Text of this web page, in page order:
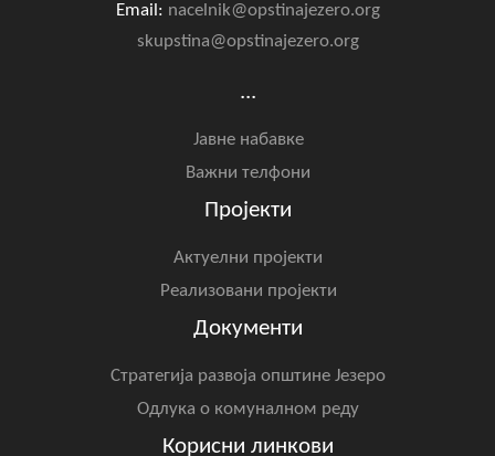
Email: nacelnik@opstinajezero.org
skupstina@opstinajezero.org
...
Јавне набавке
Важни телфони
Пројекти
Актуелни пројекти
Реализовани пројекти
Документи
Стратегија развоја општине Језеро
Одлука о комуналном реду
Корисни линкови